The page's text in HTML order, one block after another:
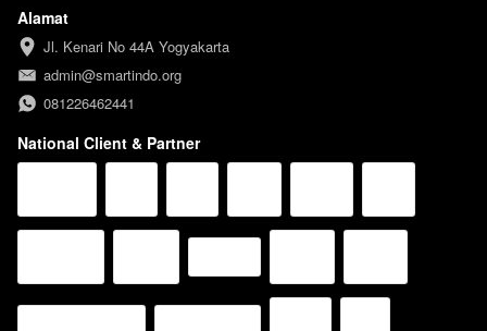
Alamat
Jl. Kenari No 44A Yogyakarta
admin@smartindo.org
081226462441
National Client & Partner